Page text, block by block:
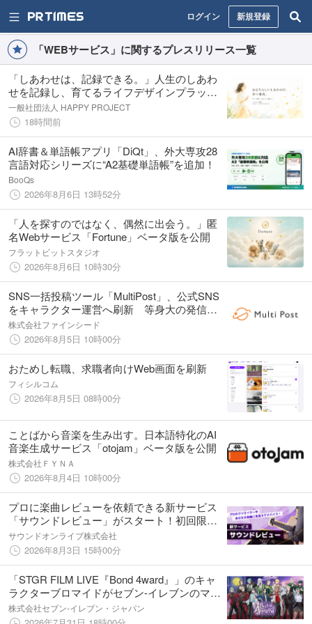
ログイン 新規登録
「WEBサービス」に関するプレスリリース一覧
「しあわせは、記録できる。」人生のしあわ
せを記録し、育てるライフデザインプラット
フォーム『HAPPY CONNECT』β版公開
一般社団法人 HAPPY PROJECT
18時間前
AI辞書＆単語帳アプリ「DiQt」、外大専攻28
言語対応シリーズに“A2基礎単語帳”を追加！
BooQs
2026年8月6日 13時52分
「人を探すのではなく、偶然に出会う。」匿
名Webサービス「Fortune」ベータ版を公開
フラットビットスタジオ
2026年8月6日 10時30分
SNS一括投稿ツール「MultiPost」、公式SNS
をキャラクター運営へ刷新 等身大の発信者
「きらりん」が活動開始
株式会社ファインシード
2026年8月5日 10時00分
おためし転職、求職者向けWeb画面を刷新
フィシルコム
2026年8月5日 08時00分
ことばから音楽を生み出す。日本語特化のAI
音楽生成サービス「otojam」ベータ版を公開
株式会社ＦＹＮＡ
2026年8月4日 10時00分
プロに楽曲レビューを依頼できる新サービス
「サウンドレビュー」がスタート！初回限定
割引キャンペーン中！【ONLIVE Studio】
サウンドオンライブ株式会社
2026年8月3日 15時00分
「STGR FILM LIVE『Bond 4ward』」のキャ
ラクターブロマイドがセブン‐イレブンのマル
チコピー機に登場 メモカぴあにて販売開
始！
株式会社セブン‐イレブン・ジャパン